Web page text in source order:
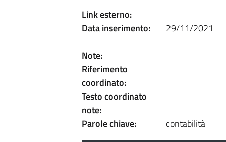
Link esterno:
Data inserimento:
29/11/2021
Note:
Riferimento
coordinato:
Testo coordinato
note:
Parole chiave:
contabilità